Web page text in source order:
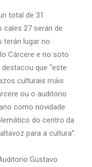
total de 31
cales 27 serán de
terán lugar no
Cárcere e no soto
que “este
culturais máis
ou o auditorio
como novidade
do centro da
para a cultura”.
Gustavo